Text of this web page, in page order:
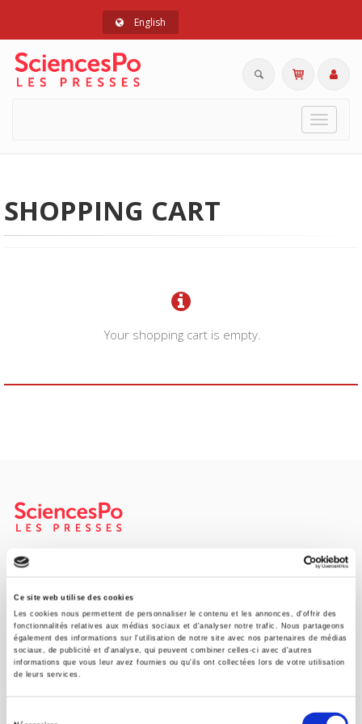
Ce site web utilise des cookies
Les cookies nous permettent de personnaliser le contenu et les annonces, d'offrir des
fonctionnalités relatives aux médias sociaux et d'analyser notre trafic. Nous partageons
également des informations sur l'utilisation de notre site avec nos partenaires de médias
sociaux, de publicité et d'analyse, qui peuvent combiner celles-ci avec d'autres
informations que vous leur avez fournies ou qu'ils ont collectées lors de votre utilisation
de leurs services.
English
Toggle
SHOPPING CART
Your shopping cart is empty.
SCIENCES PO UNIVERSITY PRESS has a threefold role: to publish
original research, to edit reference works for student use, and to
help public and political debate.
CONTACTS
FOREIGN RIGHTS
FOR BOOKSHOPS